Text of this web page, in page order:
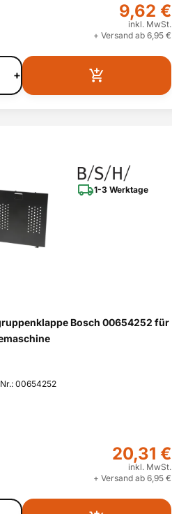
9,62 €
inkl. MwSt.
+ Versand ab 6,95 €
+
1-3 Werktage
Bosch 00654252 für
00654252
20,31 €
inkl. MwSt.
+ Versand ab 6,95 €